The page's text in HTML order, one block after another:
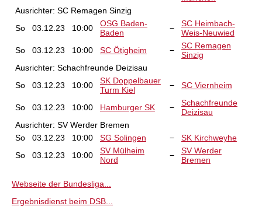
Ausrichter: SC Remagen Sinzig
So
03.12.23 10:00
OSG Baden-
Baden
−
SC Heimbach-
Weis-Neuwied
So
03.12.23 10:00 SC Ötigheim −
SC Remagen
Sinzig
Ausrichter: Schachfreunde Deizisau
So
03.12.23 10:00
SK Doppelbauer
Turm Kiel
− SC Viernheim
So 03.12.23 10:00 Hamburger SK −
Schachfreunde
Deizisau
Ausrichter: SV Werder Bremen
So
03.12.23 10:00 SG Solingen −
SK Kirchweyhe
So
03.12.23 10:00
SV Mülheim
Nord
−
SV Werder
Bremen
Webseite der Bundesliga...
Ergebnisdienst beim DSB...